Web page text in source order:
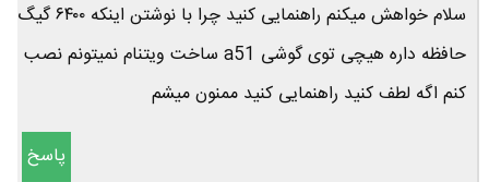
سلام خواهش میکنم راهنمایی کنید چرا با نوشتن اینکه ۶۴۰۰ گیگ
حافظه داره هیچی توی گوشی a51 ساخت ویتنام نمیتونم نصب
کنم اگه لطف کنید راهنمایی کنید ممنون میشم
پاسخ